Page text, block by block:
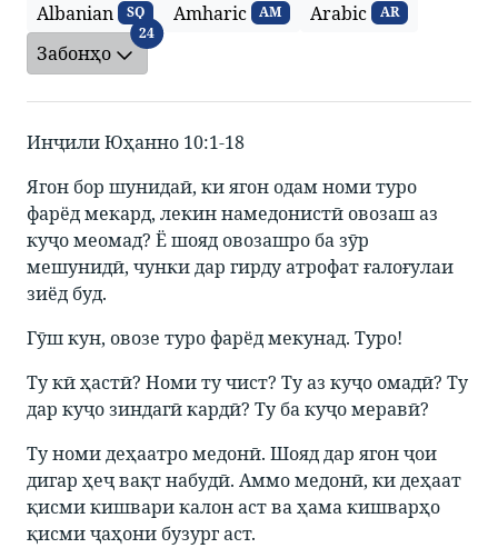
Albanian SQ Amharic AM Arabic AR
Забонҳо
24Забонҳо
Инҷили Юҳанно 10:1-18
Ягон бор шунидаӣ, ки ягон одам номи туро
фарёд мекард, лекин намедонистӣ овозаш аз
куҷо меомад? Ё шояд овозашро ба зӯр
мешунидӣ, чунки дар гирду атрофат ғалоғулаи
зиёд буд.
Гӯш кун, овозе туро фарёд мекунад. Туро!
Ту кӣ ҳастӣ? Номи ту чист? Ту аз куҷо омадӣ? Ту
дар куҷо зиндагӣ кардӣ? Ту ба куҷо меравӣ?
Ту номи деҳаатро медонӣ. Шояд дар ягон ҷои
дигар ҳеҷ вақт набудӣ. Аммо медонӣ, ки деҳаат
қисми кишвари калон аст ва ҳама кишварҳо
қисми ҷаҳони бузург аст.